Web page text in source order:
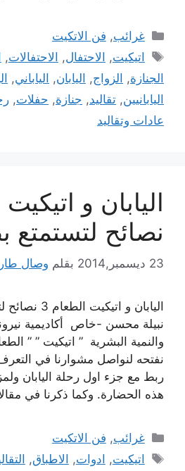
التصنيفات
غرائب, فن الاتكيت
الوسوم
اتيكيت, الاحتفال, الاحتفالات,
الجنازة, الزواج, اليابان, الياباني,
اليابانيين, تقاليد, جنازة, حفلات,
عادات وتقاليد
نصائح لتستمتع
23 ديسمبر,2014 بقلم وصال
اليابان و
نبيلة محسن -خاص أكاديمية
والنمية البشرية ” اتيكيت ” ”
نفتحه لنواصل مشوارنا في
ربط مع جزء اول رحلة اليابان
هذه الحضارة. وكما ذكرنا في
التصنيفات
غرائب, فن الاتكيت
الوسوم
اتيكيت, ادوات, الاطباق,